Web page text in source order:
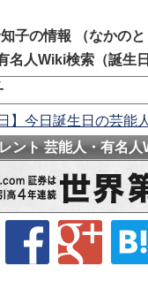
子の情報 （なかのと
名人Wiki検索（誕生
】今日誕生日の芸能
ント 芸能人・有名